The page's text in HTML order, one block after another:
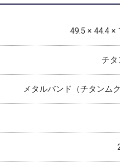
49.5 × 44.4 ×
チタ
メタルバンド（チタンム